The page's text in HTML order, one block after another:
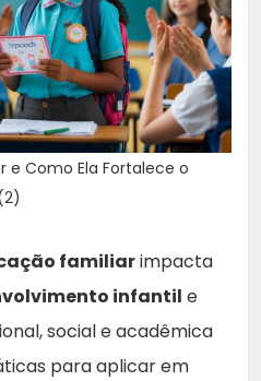
e Como Ela Fortalece o
familiarimpacta
infantil e
social e acadêmica
para aplicar em